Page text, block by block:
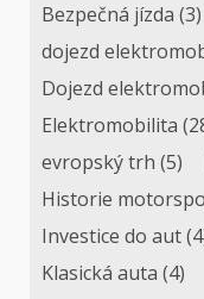
Bezpečná jízda (3)
dojezd
Dojezd
Elektromobilita
evropský trh (5)
Historie
Investice do aut
Klasická auta (4)